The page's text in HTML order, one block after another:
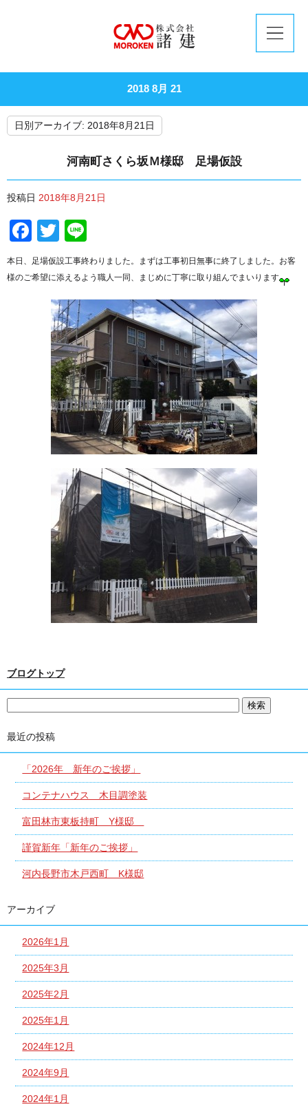
2018 8月 21
日別アーカイブ: 2018年8月21日
河南町さくら坂Ｍ様邸 足場仮設
投稿日 2018年8月21日
Facebook
Twitter
本日、足場仮設工事終わりました。まずは工事初日無事に終了しました。お客
様のご希望に添えるよう職人一同、まじめに丁寧に取り組んでまいります
ブログトップ
最近の投稿
「2026年 新年のご挨拶」
コンテナハウス 木目調塗装
富田林市東板持町 Y様邸
謹賀新年「新年のご挨拶」
河内長野市木戸西町 K様邸
アーカイブ
2026年1月
2025年3月
2025年2月
2025年1月
2024年12月
2024年9月
2024年1月